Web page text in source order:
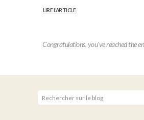
LIRE L’ARTICLE
Envie du moment